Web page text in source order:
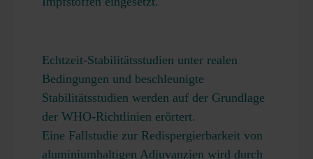
Echtzeit-Stabilitätsstudien unter realen
Bedingungen und beschleunigte
Stabilitätsstudien werden auf der Grundlage
der WHO-Richtlinien erörtert.
Eine Fallstudie zur Redispergierbarkeit von
aluminiumhaltigen Adjuvanzien wird durch